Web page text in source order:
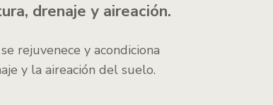
drenaje y aireación.
rejuvenece y acondiciona
y la aireación del suelo.